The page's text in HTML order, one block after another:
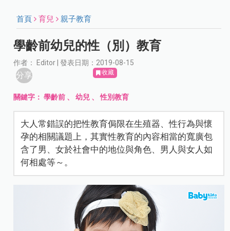
首頁 育兒 親子教育
學齡前幼兒的性（別）教育
作者： Editor | 發表日期：2019-08-15
分享 收藏
關鍵字：學齡前 、幼兒 、性別教育
大人常錯誤的把性教育侷限在生殖器、性行為與懷
孕的相關議題上，其實性教育的內容相當的寬廣包
含了男、女於社會中的地位與角色、男人與女人如
何相處等～。